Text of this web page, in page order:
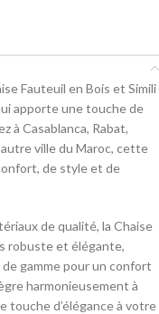
Fauteuil en Bois et Simili
apporte une touche de
à Casablanca, Rabat,
autre ville du Maroc, cette
de style et de
de qualité, la Chaise
robuste et élégante,
gamme pour un confort
harmonieusement à
d’élégance à votre